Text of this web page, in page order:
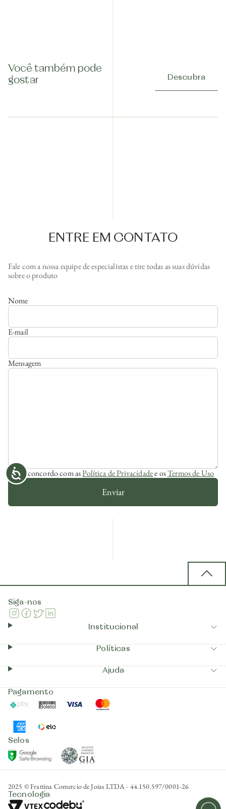
Você também pode
gostar
Descubra
ENTRE EM CONTATO
Fale com a nossa equipe de especialistas e tire todas as suas dúvidas
sobre o produto
Nome
E-mail
Mensagem
Li e concordo com asPolítica de Privacidadee osTermos de Uso
Enviar
Siga-nos
Instagram
Facebook
Twitter
Institucional
Políticas
Ajuda
Pagamento
Pix Boleto Visa
AmericanExpress
Selos
GoogleSafeBrowsing
2025 © Frattina Comercio de Joias LTDA - 44.150.597/0001-26
Tecnologia